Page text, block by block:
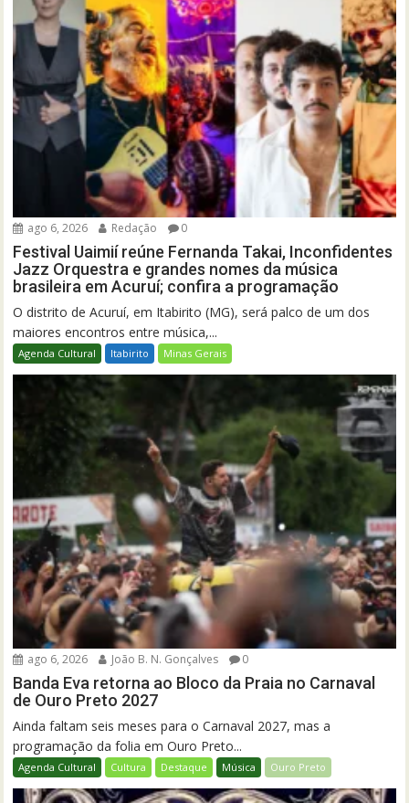
ago 6, 2026 Redação 0
Festival Uaimií reúne Fernanda Takai, Inconfidentes
Jazz Orquestra e grandes nomes da música
brasileira em Acuruí; confira a programação
O distrito de Acuruí, em Itabirito (MG), será palco de um dos
maiores encontros entre música,...
Agenda Cultural Itabirito Minas Gerais
ago 6, 2026 João B. N. Gonçalves 0
Banda Eva retorna ao Bloco da Praia no Carnaval
de Ouro Preto 2027
Ainda faltam seis meses para o Carnaval 2027, mas a
programação da folia em Ouro Preto...
Agenda Cultural Cultura Destaque Música Ouro Preto